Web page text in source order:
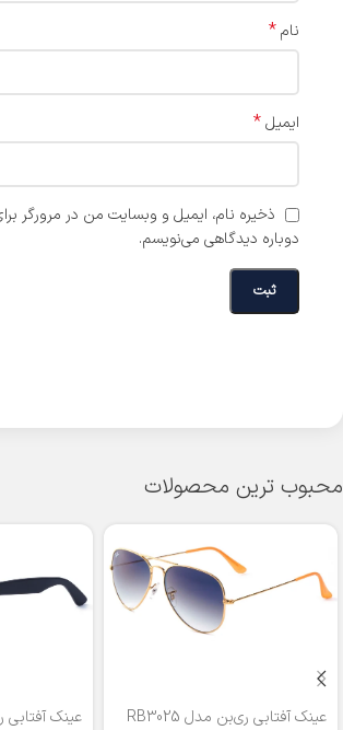
نام*
ایمیل*
ذخیره نام، ایمیل و وبسایت من در مرورگر
دوباره دیدگاهی می‌نویسم.
محبوب ترین محصولات
عینک آفتابی ری‌بن مدل RB3025